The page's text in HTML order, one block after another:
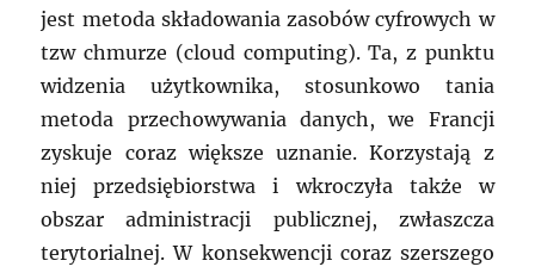
jest metoda składowania zasobów cyfrowych w
tzw chmurze (cloud computing). Ta, z punktu
widzenia użytkownika, stosunkowo tania
metoda przechowywania danych, we Francji
zyskuje coraz większe uznanie. Korzystają z
niej przedsiębiorstwa i wkroczyła także w
obszar administracji publicznej, zwłaszcza
terytorialnej. W konsekwencji coraz szerszego